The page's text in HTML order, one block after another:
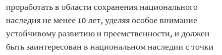
проработать в области сохранения национального
наследия не менее 10 лет, уделяя особое внимание
устойчивому развитию и преемственности, и должен
быть заинтересован в национальном наследии с точки